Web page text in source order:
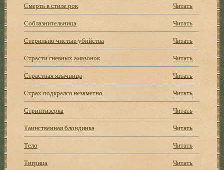
Смерть в стиле рок
Читать
Соблазнительница
Читать
Стерильно чистые убийства
Читать
Страсти гневных амазонок
Читать
Страстная язычница
Читать
Страх подкрался незаметно
Читать
Стриптизерка
Читать
Таинственная блондинка
Читать
Тело
Читать
Тигрица
Читать